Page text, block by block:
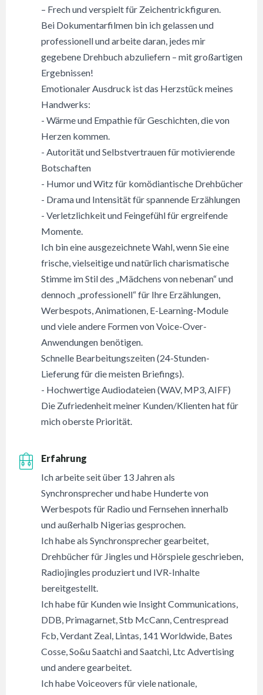
– Frech und verspielt für Zeichentrickfiguren.
Bei Dokumentarfilmen bin ich gelassen und
professionell und arbeite daran, jedes mir
gegebene Drehbuch abzuliefern – mit großartigen
Ergebnissen!
Emotionaler Ausdruck ist das Herzstück meines
Handwerks:
- Wärme und Empathie für Geschichten, die von
Herzen kommen.
- Autorität und Selbstvertrauen für motivierende
Botschaften
- Humor und Witz für komödiantische Drehbücher
- Drama und Intensität für spannende Erzählungen
- Verletzlichkeit und Feingefühl für ergreifende
Momente.
Ich bin eine ausgezeichnete Wahl, wenn Sie eine
frische, vielseitige und natürlich charismatische
Stimme im Stil des „Mädchens von nebenan“ und
dennoch „professionell“ für Ihre Erzählungen,
Werbespots, Animationen, E-Learning-Module
und viele andere Formen von Voice-Over-
Anwendungen benötigen.
Schnelle Bearbeitungszeiten (24-Stunden-
Lieferung für die meisten Briefings).
- Hochwertige Audiodateien (WAV, MP3, AIFF)
Die Zufriedenheit meiner Kunden/Klienten hat für
mich oberste Priorität.
Erfahrung
Ich arbeite seit über 13 Jahren als
Synchronsprecher und habe Hunderte von
Werbespots für Radio und Fernsehen innerhalb
und außerhalb Nigerias gesprochen.
Ich habe als Synchronsprecher gearbeitet,
Drehbücher für Jingles und Hörspiele geschrieben,
Radiojingles produziert und IVR-Inhalte
bereitgestellt.
Ich habe für Kunden wie Insight Communications,
DDB, Primagarnet, Stb McCann, Centrespread
Fcb, Verdant Zeal, Lintas, 141 Worldwide, Bates
Cosse, So&u Saatchi and Saatchi, Ltc Advertising
und andere gearbeitet.
Ich habe Voiceovers für viele nationale,